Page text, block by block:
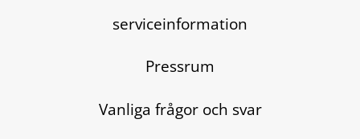
serviceinformation
Pressrum
Vanliga frågor och svar